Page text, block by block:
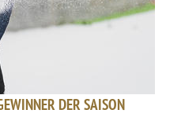
DER SAISON